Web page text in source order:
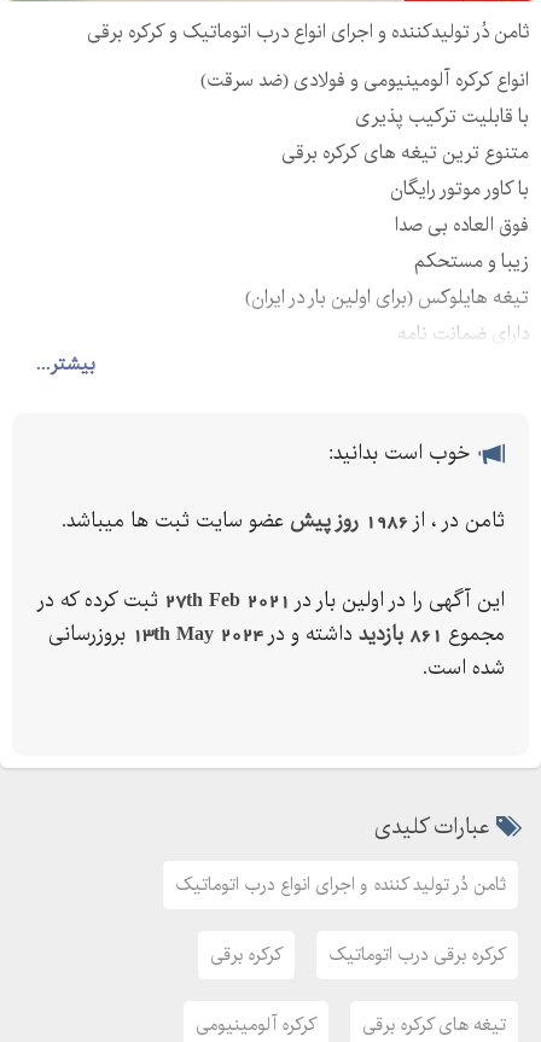
بیشتر...
ثامن دُر تولیدکننده و اجرای انواع درب اتوماتیک و کرکره برقی
انواع کرکره آلومینیومی و فولادی (ضد سرقت)
با قابلیت ترکیب پذیری
متنوع ترین تیغه های کرکره برقی
با کاور موتور رایگان
فوق العاده بی صدا
زیبا و مستحکم
تیغه هایلوکس (برای اولین بار در ایران)
دارای ضمانت نامه
تمامی موارد با بهترین روش نصب میشود با قیمتی مناسب و کیفیت
- - -
خوب است بدانید:
ثامن در ، از 1986 روز پیش عضو سایت ثبت ها میباشد.
این آگهی را در اولین بار در 27th Feb 2021 ثبت کرده که در
مجموع 861 بازدید داشته و در 13th May 2024 بروزرسانی
شده است.
عبارات کلیدی
ثامن دُر تولید کننده و اجرای انواع درب اتوماتیک
کرکره برقی درب اتوماتیک کرکره برقی
تیغه های کرکره برقی کرکره آلومینیومی